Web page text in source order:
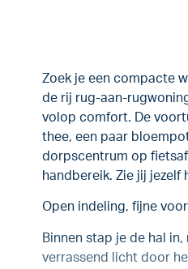
Zoek je een compacte
de rij rug-aan-
volop comfort. De
thee, een paar
dorpscentrum op
handbereik. Zie jij jezelf
Open indeling, fijne
Binnen stap je de hal
verrassend licht door